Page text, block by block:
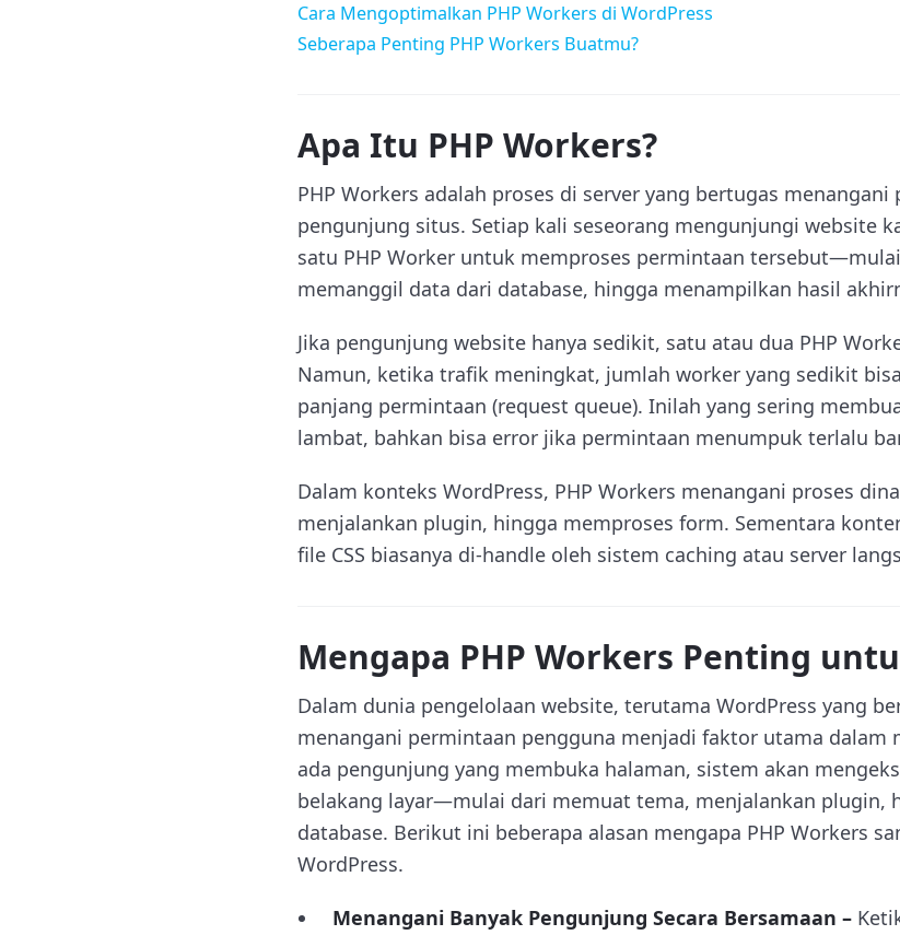
Cara Mengoptimalkan PHP Workers di WordPress
Seberapa Penting PHP Workers Buatmu?
Apa Itu PHP Workers?
PHP Workers adalah proses di server yang bertugas menangani
pengunjung situs. Setiap kali seseorang mengunjungi website
satu PHP Worker untuk memproses permintaan
memanggil data dari database, hingga menampilkan hasil
Jika pengunjung website hanya sedikit, satu atau dua PHP
Namun, ketika trafik meningkat, jumlah worker yang sedikit
panjang permintaan (request queue). Inilah yang sering
lambat, bahkan bisa error jika permintaan menumpuk terlalu
Dalam konteks WordPress, PHP Workers menangani proses
menjalankan plugin, hingga memproses form. Sementara
file CSS biasanya di-handle oleh sistem caching atau server
Mengapa PHP Workers Penting
Dalam dunia pengelolaan website, terutama WordPress yang
menangani permintaan pengguna menjadi faktor utama dalam
ada pengunjung yang membuka halaman, sistem akan
belakang layar—mulai dari memuat tema, menjalankan plugin,
database. Berikut ini beberapa alasan mengapa PHP Workers
WordPress.
Menangani Banyak Pengunjung Secara Bersamaan –